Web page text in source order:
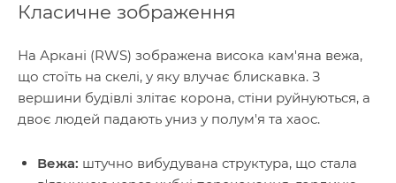
Класичне зображення
На Аркані (RWS) зображена висока кам'яна вежа,
що стоїть на скелі, у яку влучає блискавка. З
вершини будівлі злітає корона, стіни руйнуються, а
двоє людей падають униз у полум'я та хаос.
Вежа: штучно вибудувана структура, що стала